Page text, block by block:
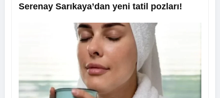
Serenay Sarıkaya’dan yeni tatil pozları!